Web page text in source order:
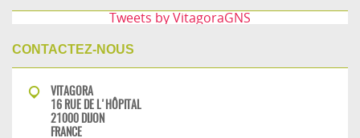
Tweets by VitagoraGNS
CONTACTEZ-NOUS
VITAGORA
16 RUE DE L'HÔPITAL
21000 DIJON
FRANCE